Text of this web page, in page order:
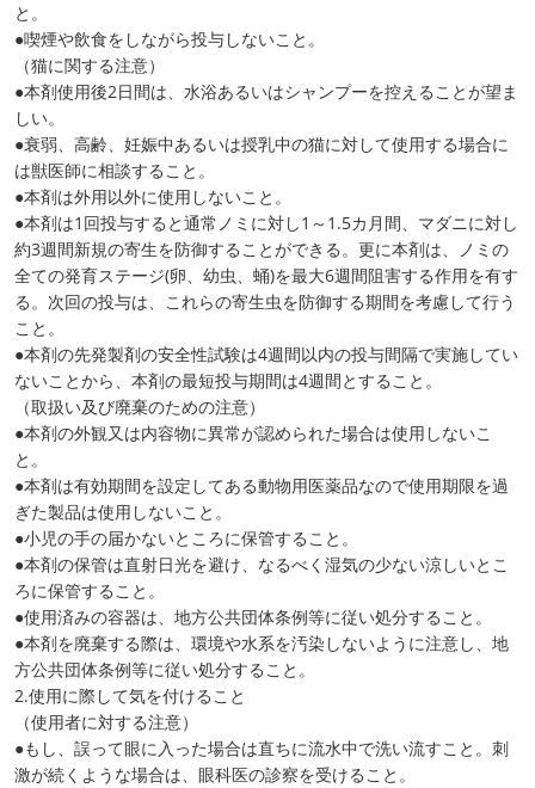
と。
●喫煙や飲食をしながら投与しないこと。
（猫に関する注意）
●本剤使用後2日間は、水浴あるいはシャンプーを控えることが望ま
しい。
●衰弱、高齢、妊娠中あるいは授乳中の猫に対して使用する場合に
は獣医師に相談すること。
●本剤は外用以外に使用しないこと。
●本剤は1回投与すると通常ノミに対し1～1.5カ月間、マダニに対し
約3週間新規の寄生を防御することができる。更に本剤は、ノミの
全ての発育ステージ(卵、幼虫、蛹)を最大6週間阻害する作用を有す
る。次回の投与は、これらの寄生虫を防御する期間を考慮して行う
こと。
●本剤の先発製剤の安全性試験は4週間以内の投与間隔で実施してい
ないことから、本剤の最短投与期間は4週間とすること。
（取扱い及び廃棄のための注意）
●本剤の外観又は内容物に異常が認められた場合は使用しないこ
と。
●本剤は有効期間を設定してある動物用医薬品なので使用期限を過
ぎた製品は使用しないこと。
●小児の手の届かないところに保管すること。
●本剤の保管は直射日光を避け、なるべく湿気の少ない涼しいとこ
ろに保管すること。
●使用済みの容器は、地方公共団体条例等に従い処分すること。
●本剤を廃棄する際は、環境や水系を汚染しないように注意し、地
方公共団体条例等に従い処分すること。
2.使用に際して気を付けること
（使用者に対する注意）
●もし、誤って眼に入った場合は直ちに流水中で洗い流すこと。刺
激が続くような場合は、眼科医の診察を受けること。